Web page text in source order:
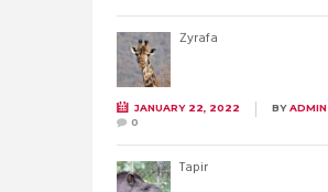
Żyrafa
JANUARY 22, 2022 BYADMIN
0
Tapir